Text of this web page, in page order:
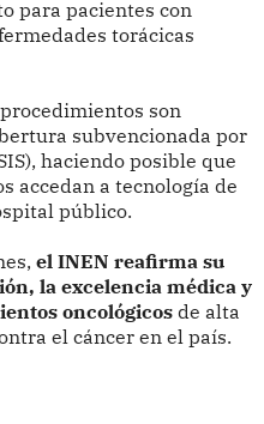
para pacientes con
torácicas
son
subvencionada por
haciendo posible que
accedan a tecnología de
público.
el INEN reafirma su
la excelencia médica y
oncológicosde alta
el cáncer en el país.